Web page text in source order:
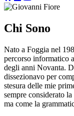
Chi Sono
Nato a Foggia nel
percorso informatico
degli anni Novanta.
dissezionavo per
stesura delle mie
sempre considerato
ma come la